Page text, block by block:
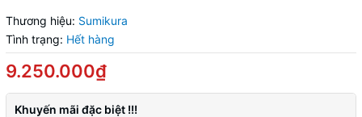
Thương hiệu: Sumikura
Tình trạng: Hết hàng
9.250.000₫
Khuyến mãi đặc biệt !!!